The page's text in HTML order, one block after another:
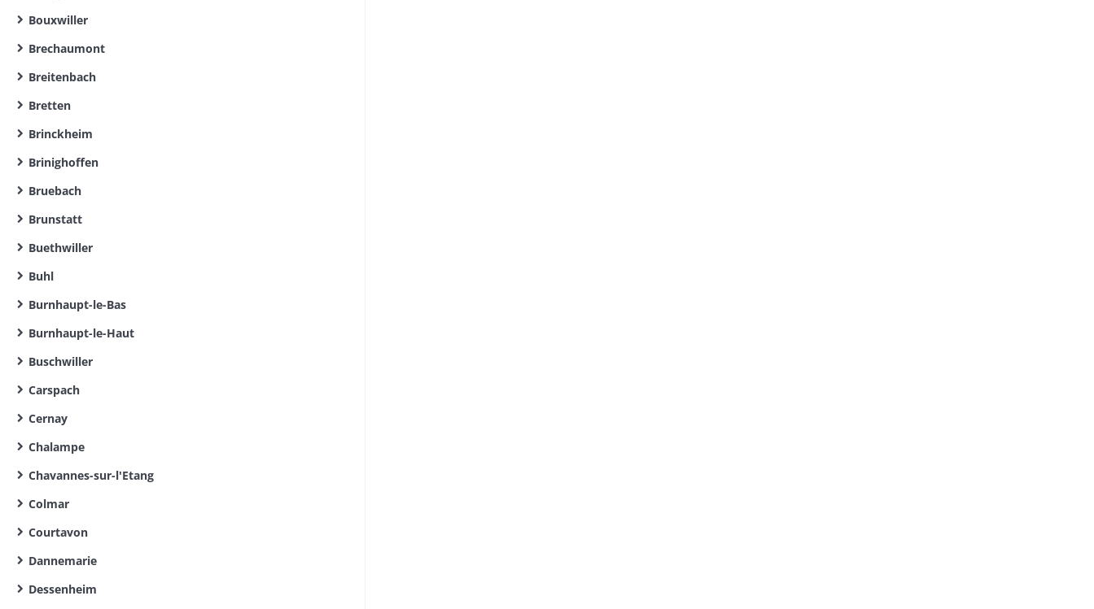
Bouxwiller
Brechaumont
Breitenbach
Bretten
Brinckheim
Brinighoffen
Bruebach
Brunstatt
Buethwiller
Buhl
Burnhaupt-le-Bas
Burnhaupt-le-Haut
Buschwiller
Carspach
Cernay
Chalampe
Chavannes-sur-l'Etang
Colmar
Courtavon
Dannemarie
Dessenheim